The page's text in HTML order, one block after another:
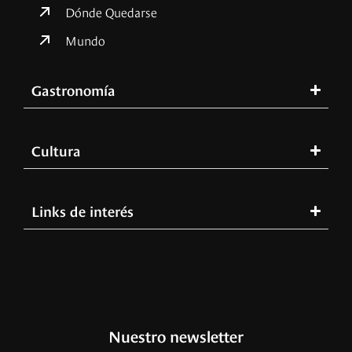
Dónde Quedarse
Mundo
Gastronomía
Cultura
Links de interés
Nuestro newsletter